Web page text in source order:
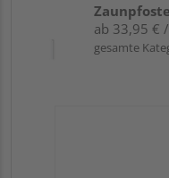
ab 33,95 €
gesamte